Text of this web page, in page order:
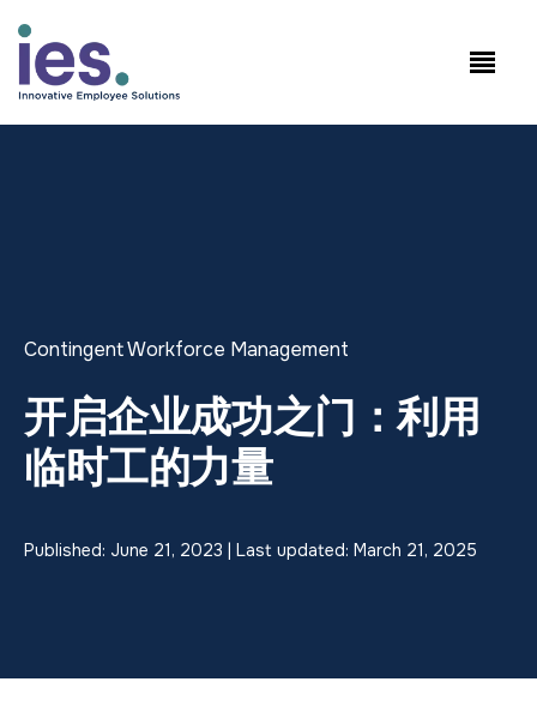
员工
Contingent Workforce Management
开启企业成功之门：利用
临时工的力量
Published: June 21, 2023 | Last updated: March 21, 2025